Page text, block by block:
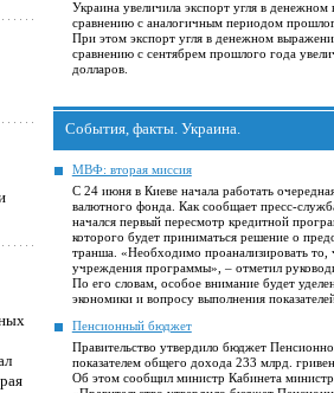
Украина увеличила экспорт угля в
сравнению с аналогичным периодом
При этом экспорт угля в денежном
сравнению с сентябрем прошлого года
долларов.
События, факты. Украина.
МВФ: вторая миссия
С 24 июня в Киеве начала работать
валютного фонда. Как сообщает пресс-
начался первый пересмотр кредитной
которого будет приниматься решение о
транша. «Необходимо проанализировать
учреждения программы», – отметил
По его словам, особое внимание будет
экономики и вопросу выполнения
Пенсионный бюджет
Правительство утвердило бюджет
показателем общего дохода 233 млрд.
Об этом сообщил министр Кабинета